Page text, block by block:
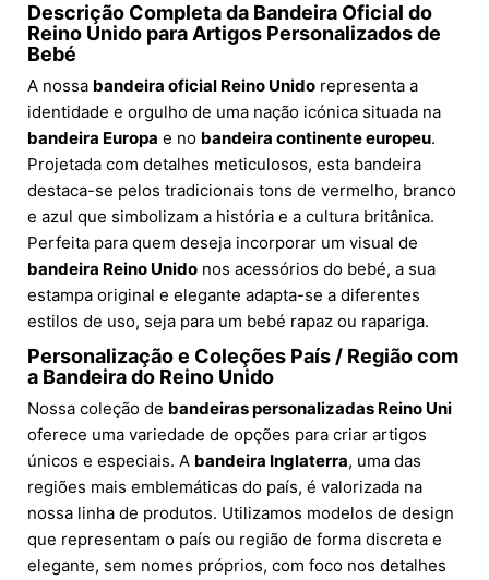
Descrição Completa da Bandeira Oficial do
Reino Unido para Artigos Personalizados de
Bebé
A nossa bandeira oficial Reino Unido representa a
identidade e orgulho de uma nação icónica situada na
bandeira Europa e no bandeira continente europeu.
Projetada com detalhes meticulosos, esta bandeira
destaca-se pelos tradicionais tons de vermelho, branco
e azul que simbolizam a história e a cultura britânica.
Perfeita para quem deseja incorporar um visual de
bandeira Reino Unido nos acessórios do bebé, a sua
estampa original e elegante adapta-se a diferentes
estilos de uso, seja para um bebé rapaz ou rapariga.
Personalização e Coleções País / Região com
a Bandeira do Reino Unido
Nossa coleção de bandeiras personalizadas Reino Uni
oferece uma variedade de opções para criar artigos
únicos e especiais. A bandeira Inglaterra, uma das
regiões mais emblemáticas do país, é valorizada na
nossa linha de produtos. Utilizamos modelos de design
que representam o país ou região de forma discreta e
elegante, sem nomes próprios, com foco nos detalhes